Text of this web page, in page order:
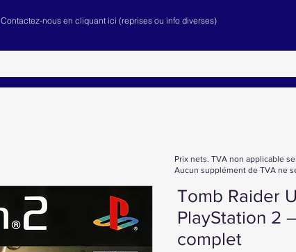
Contactez-nous en cliquant ici (reprises ou info diverses)
Tomb Raider
PlayStation 2
complet
Prix nets. TVA non applicable
Aucun supplément de TVA ne